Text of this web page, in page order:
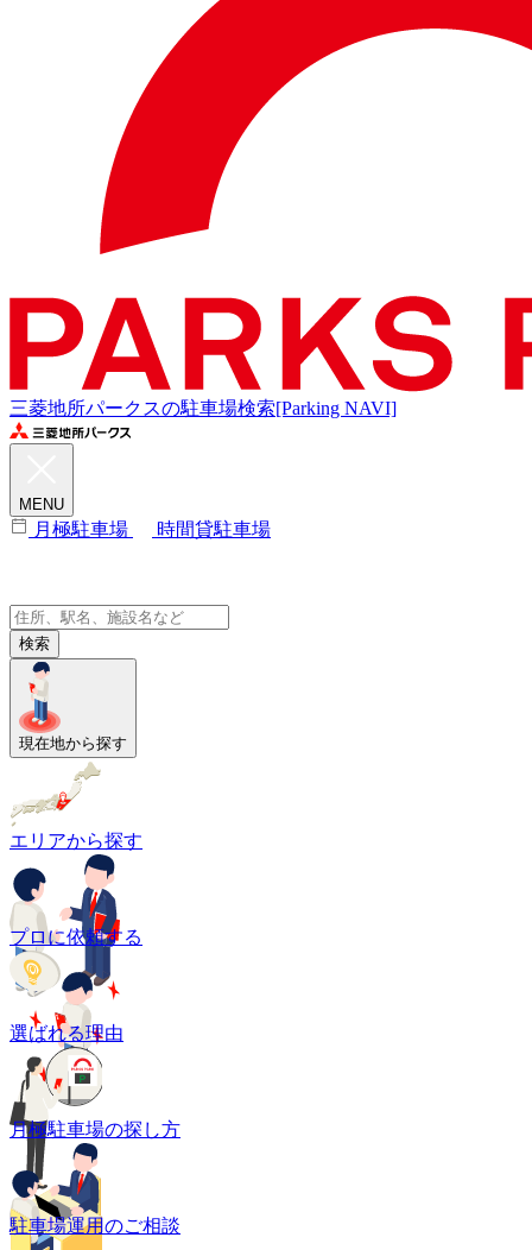
三菱地所パークスの駐車場検索[Parking NAVI]
MENU
月極駐車場 時間貸駐車場
検索
現在地から探す
エリアから探す
プロに依頼する
選ばれる理由
月極駐車場の探し方
駐車場運用のご相談